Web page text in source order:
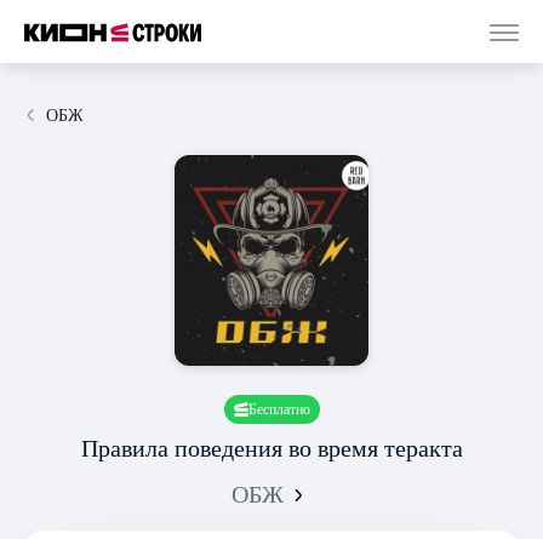
ОБЖ
Бесплатно
Правила поведения во время теракта
ОБЖ